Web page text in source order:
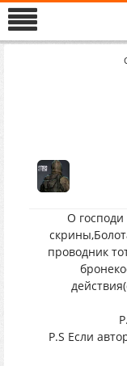
О господи
проводник
P.S Если